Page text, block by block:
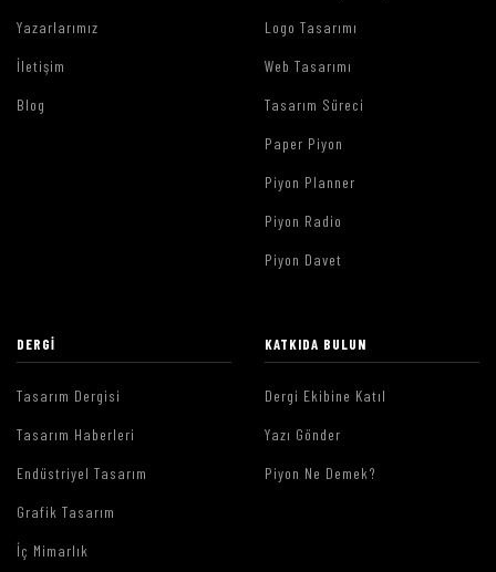
Yazarlarımız
İletişim
Blog
Logo Tasarımı
Web Tasarımı
Tasarım Süreci
Paper Piyon
Piyon Planner
Piyon Radio
Piyon Davet
DERGI
Tasarım Dergisi
Tasarım Haberleri
Endüstriyel Tasarım
Grafik Tasarım
İç Mimarlık
KATKIDA BULUN
Dergi Ekibine Katıl
Yazı Gönder
Piyon Ne Demek?